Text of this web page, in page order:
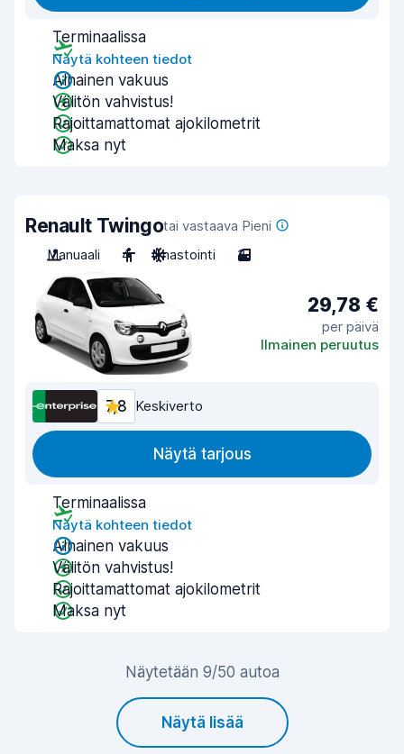
Terminaalissa
Näytä kohteen tiedot
Alhainen vakuus
Välitön vahvistus!
Rajoittamattomat ajokilometrit
Maksa nyt
Renault Twingotai vastaava Pieni
Manuaali
4 Ilmastointi 3
29,78 €
per päivä
Ilmainen peruutus
7,8 Keskiverto
Näytä tarjous
Terminaalissa
Näytä kohteen tiedot
Alhainen vakuus
Välitön vahvistus!
Rajoittamattomat ajokilometrit
Maksa nyt
Näytetään 9/50 autoa
Näytä lisää